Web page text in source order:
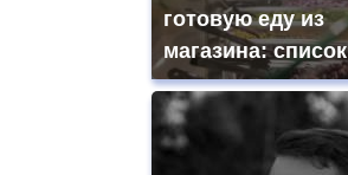
готовую еду из
магазина: список